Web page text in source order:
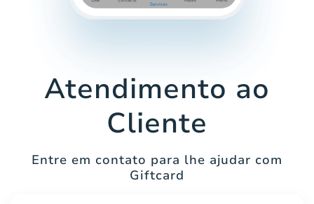
Atendimento ao
Cliente
Entre em contato para lhe ajudar com
Giftcard